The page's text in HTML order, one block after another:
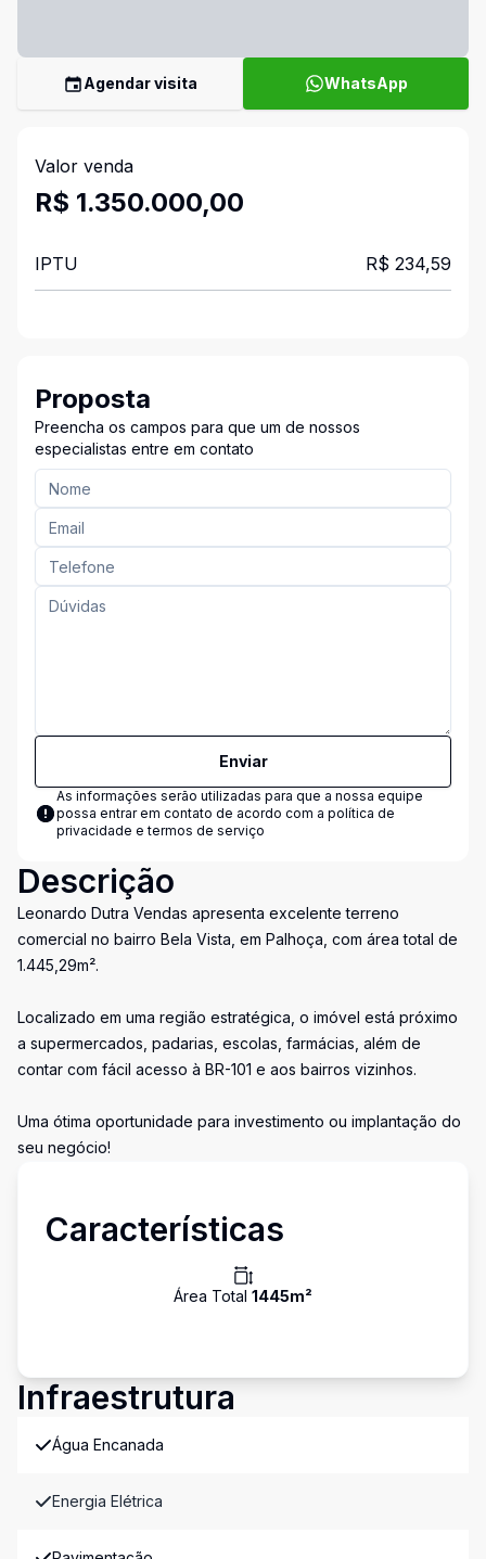
Agendar visita WhatsApp
Valor venda
R$ 1.350.000,00
IPTU R$ 234,59
Proposta
Preencha os campos para que um de nossos
especialistas entre em contato
Enviar
As informações serão utilizadas para que a nossa equipe
possa entrar em contato de acordo com a política de
privacidade e termos de serviço
Descrição
Leonardo Dutra Vendas apresenta excelente terreno
comercial no bairro Bela Vista, em Palhoça, com área total de
1.445,29m².
Localizado em uma região estratégica, o imóvel está próximo
a supermercados, padarias, escolas, farmácias, além de
contar com fácil acesso à BR-101 e aos bairros vizinhos.
Uma ótima oportunidade para investimento ou implantação do
seu negócio!
Características
Área Total 1445m²
Infraestrutura
Água Encanada
Energia Elétrica